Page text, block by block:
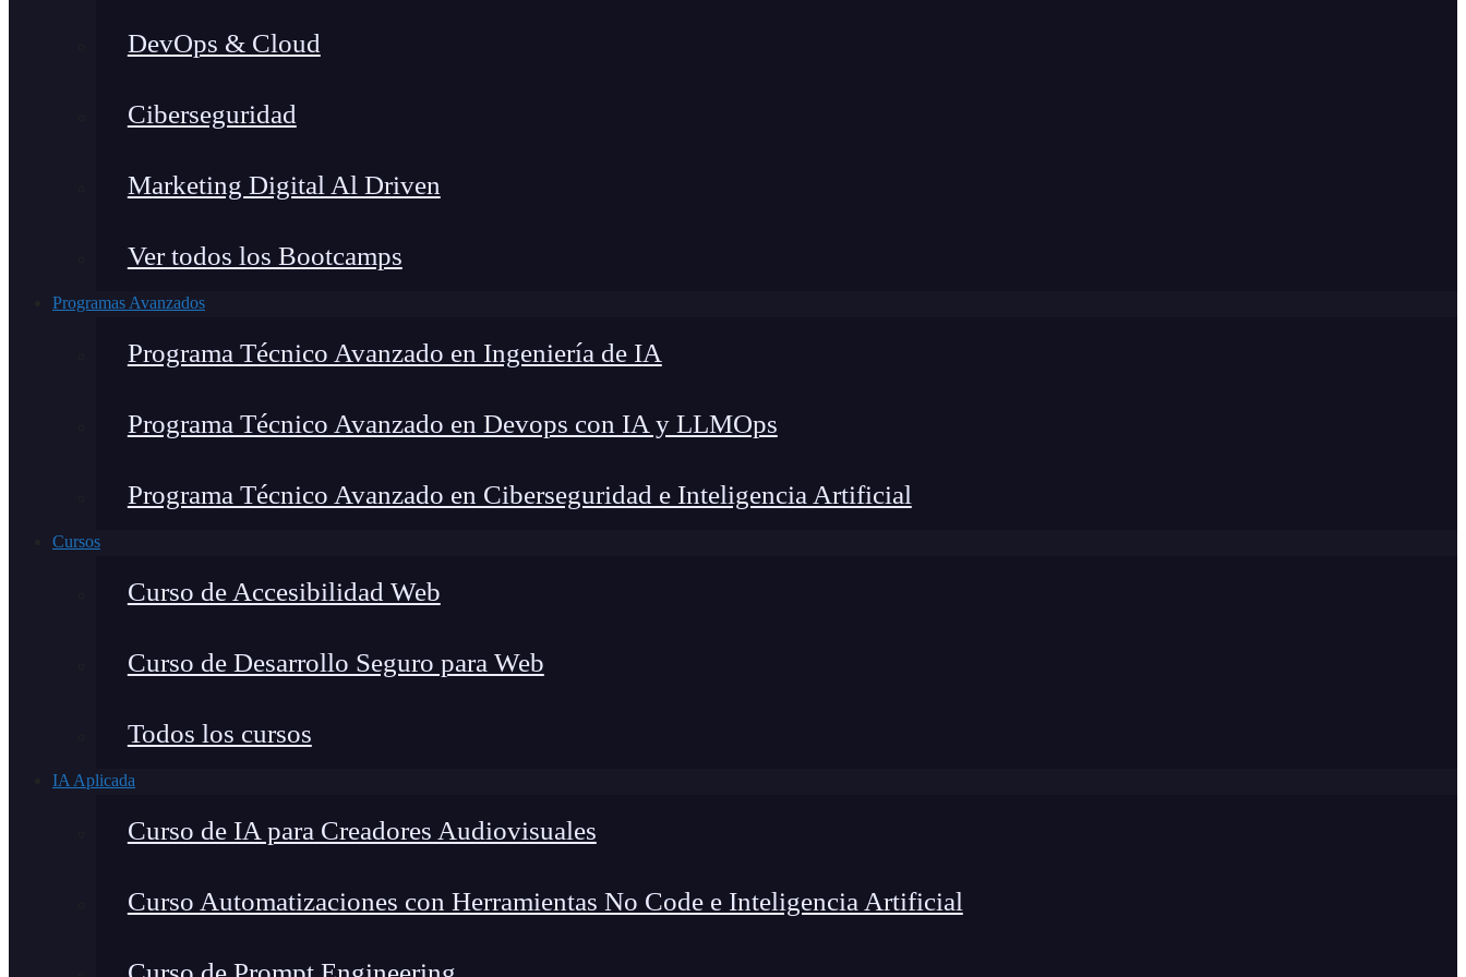
DevOps & Cloud
Ciberseguridad
Marketing Digital Al Driven
Ver todos los Bootcamps
Programas Avanzados
Programa Técnico Avanzado en Ingeniería de IA
Programa Técnico Avanzado en Devops con IA y LLMOps
Programa Técnico Avanzado en Ciberseguridad e Inteligencia Artificial
Cursos
Curso de Accesibilidad Web
Curso de Desarrollo Seguro para Web
Todos los cursos
IA Aplicada
Curso de IA para Creadores Audiovisuales
Curso Automatizaciones con Herramientas No Code e Inteligencia Artificial